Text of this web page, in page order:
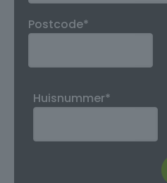
Postcode*
Huisnummer*